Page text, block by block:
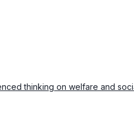
thinking on welfare and